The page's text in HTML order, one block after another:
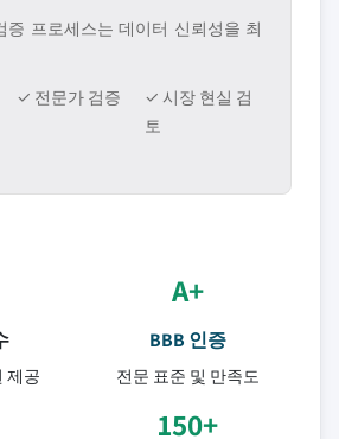
증 프로세스는 데이터 신뢰성을 최
✓ 전문가 검증
✓ 시장 현실 검
토
제공
A+
BBB 인증
전문 표준 및 만족도
150+